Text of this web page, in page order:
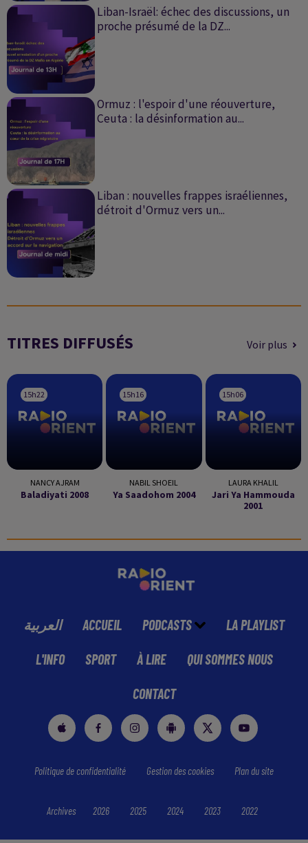
Liban-Israël: échec des discussions, un
proche présumé de la DZ...
Ormuz : l'espoir d'une réouverture,
Ceuta : la désinformation au...
Liban : nouvelles frappes israéliennes,
détroit d'Ormuz vers un...
TITRES DIFFUSÉS Voir plus
15h22
15h22
NANCY AJRAM
Baladiyati 2008
15h16
15h16
NABIL SHOEIL
Ya Saadohom 2004
15h06
15h06
LAURA KHALIL
Jari Ya Hammouda
2001
العربية ACCUEIL PODCASTS LA PLAYLIST
L'INFO SPORT À LIRE QUI SOMMES NOUS
CONTACT
Politique de confidentialité Gestion des cookies Plan du site
Archives 2026 2025 2024 2023 2022